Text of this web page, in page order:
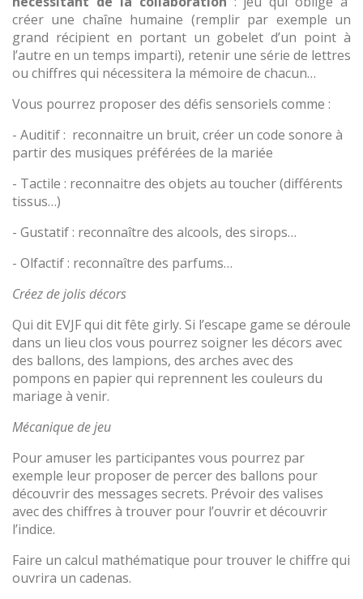
créer une chaîne humaine (remplir par exemple un
grand récipient en portant un gobelet d’un point à
l’autre en un temps imparti), retenir une série de lettres
ou chiffres qui nécessitera la mémoire de chacun…
Vous pourrez proposer des défis sensoriels comme :
- Auditif : reconnaitre un bruit, créer un code sonore à
partir des musiques préférées de la mariée
- Tactile : reconnaitre des objets au toucher (différents
tissus…)
- Gustatif : reconnaître des alcools, des sirops…
- Olfactif : reconnaître des parfums…
Créez de jolis décors
Qui dit EVJF qui dit fête girly. Si l’escape game se déroule
dans un lieu clos vous pourrez soigner les décors avec
des ballons, des lampions, des arches avec des
pompons en papier qui reprennent les couleurs du
mariage à venir.
Mécanique de jeu
Pour amuser les participantes vous pourrez par
exemple leur proposer de percer des ballons pour
découvrir des messages secrets. Prévoir des valises
avec des chiffres à trouver pour l’ouvrir et découvrir
l’indice.
Faire un calcul mathématique pour trouver le chiffre qui
ouvrira un cadenas.